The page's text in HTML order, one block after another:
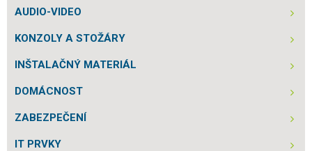
AUDIO-VIDEO
KONZOLY A STOŽÁRY
INŠTALAČNÝ MATERIÁL
DOMÁCNOST
ZABEZPEČENÍ
IT PRVKY